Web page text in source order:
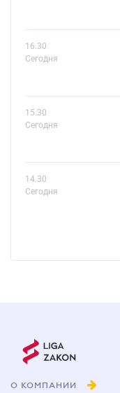
16.30
Сегодня
15.30
Сегодня
14.30
Сегодня
О КОМПАНИИ